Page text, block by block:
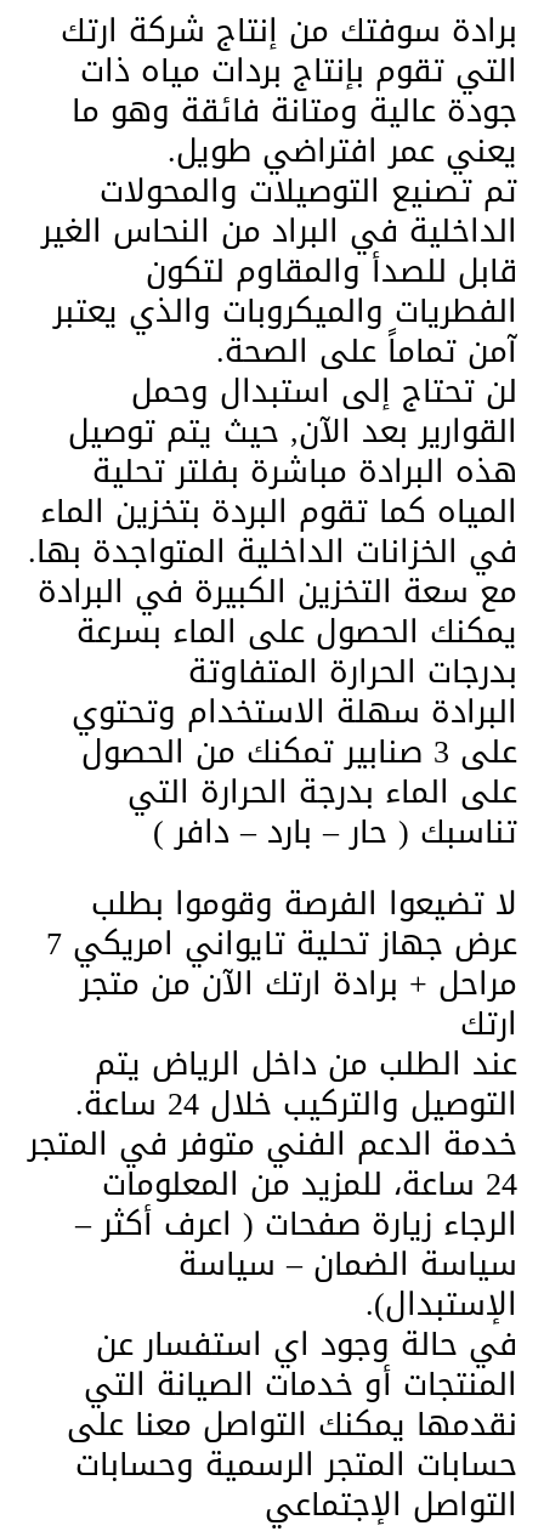
برادة سوفتك من إنتاج شركة ارتك
التي تقوم بإنتاج بردات مياه ذات
جودة عالية ومتانة فائقة وهو ما
يعني عمر افتراضي طويل.
تم تصنيع التوصيلات والمحولات
الداخلية في البراد من النحاس الغير
قابل للصدأ والمقاوم لتكون
الفطريات والميكروبات والذي يعتبر
آمن تماماً على الصحة.
لن تحتاج إلى استبدال وحمل
القوارير بعد الآن, حيث يتم توصيل
هذه البرادة مباشرة بفلتر تحلية
المياه كما تقوم البردة بتخزين الماء
في الخزانات الداخلية المتواجدة بها.
مع سعة التخزين الكبيرة في البرادة
يمكنك الحصول على الماء بسرعة
بدرجات الحرارة المتفاوتة
البرادة سهلة الاستخدام وتحتوي
على 3 صنابير تمكنك من الحصول
على الماء بدرجة الحرارة التي
تناسبك ( حار – بارد – دافر )
لا تضيعوا الفرصة وقوموا بطلب
عرض جهاز تحلية تايواني امريكي 7
مراحل + برادة ارتك الآن من متجر
ارتك
عند الطلب من داخل الرياض يتم
التوصيل والتركيب خلال 24 ساعة.
خدمة الدعم الفني متوفر في المتجر
24 ساعة، للمزيد من المعلومات
الرجاء زيارة صفحات ( اعرف أكثر –
سياسة الضمان – سياسة
الإستبدال).
في حالة وجود اي استفسار عن
المنتجات أو خدمات الصيانة التي
نقدمها يمكنك التواصل معنا على
حسابات المتجر الرسمية وحسابات
التواصل الإجتماعي